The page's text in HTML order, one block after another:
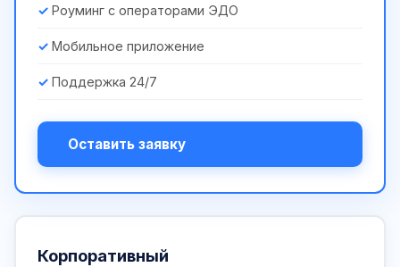
Роуминг с операторами ЭДО
Мобильное приложение
Поддержка 24/7
Оставить заявку
Корпоративный